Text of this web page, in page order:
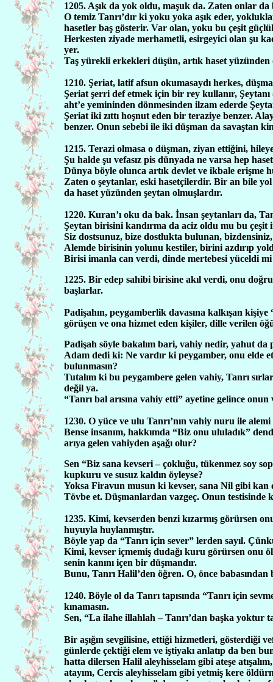
1205. Aşık da yok oldu, maşuk da. Zaten onlar
O temiz Tanrı’dır ki yoku yoka aşık eder,
hasetler baş gösterir. Var olan, yoku bu çeşit
Herkesten ziyade merhametli, esirgeyici olan şu
yer.
Taş yürekli erkekleri düşün, artık haset
1210. Şeriat, latif afsun okumasaydı herkes,
Şeriat şerri def etmek için bir rey kullanır, Şeytanı
aht’e yemininden dönmesinden ilzam ederde
Şeriat iki zıttı hoşnut eden bir teraziye benzer.
benzer. Onun sebebi ile iki düşman da savaştan
1215. Terazi olmasa o düşman, ziyan ettiğini,
Şu halde şu vefasız pis dünyada ne varsa hep
Dünya böyle olunca artık devlet ve ikbale erişme
Zaten o şeytanlar, eski hasetçilerdir. Bir an bile
da haset yüzünden şeytan olmuşlardır.
1220. Kuran’ı oku da bak. İnsan şeytanları da,
Şeytan birisini kandırma da aciz oldu mu bu çeşit
Siz dostsunuz, bize dostlukta bulunan,
Alemde birisinin yolunu kestiler, birini azdırıp
Birisi imanla can verdi, dinde mertebesi yüceldi
1225. Bir edep sahibi birisine akıl verdi, onu
başlarlar.
Padişahın, peygamberlik davasına kalkışan
görüşen ve ona hizmet eden kişiler, dille verilen
Padişah söyle bakalım bari, vahiy nedir, yahut da
Adam dedi ki: Ne vardır ki peygamber, onu elde
bulunmasın?
Tutalım ki bu peygambere gelen vahiy, Tanrı
değil ya.
“Tanrı bal arısına vahiy etti” ayetine gelince
1230. O yüce ve ulu Tanrı’nın vahiy nuru ile
Bense insanım, hakkımda “Biz onu ululadık”
arıya gelen vahiyden aşağı olur?
Sen “Biz sana kevseri – çokluğu, tükenmez soy
kupkuru ve susuz kaldın öyleyse?
Yoksa Firavun musun ki kevser, sana Nil gibi
Tövbe et. Düşmanlardan vazgeç. Onun testisinde
1235. Kimi, kevserden benzi kızarmış görürsen
huyuyla huylanmıştır.
Böyle yap da “Tanrı için sever” lerden sayıl.
Kimi, kevser içmemiş dudağı kuru görürsen onu
senin kanını içen bir düşmandır.
Bunu, Tanrı Halil’den öğren. O, önce babasından
1240. Böyle ol da Tanrı tapısında “Tanrı için
kınamasın.
Sen, “La ilahe illahlah – Tanrı’dan başka yoktur
Bir aşığın sevgilisine, ettiği hizmetleri, gösterdiği
günlerde çektiği elem ve iştiyakı anlatıp da ben
hatta dilersen Halil aleyhisselam gibi ateşe
atayım, Cercis aleyhisselam gibi yetmiş kere